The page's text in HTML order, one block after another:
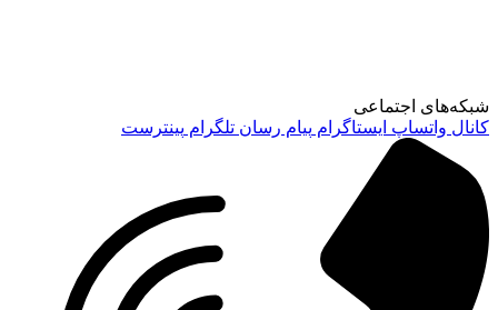
شبکه‌های اجتماعی
کانال واتساپ ایستاگرام پیام رسان تلگرام پینترست